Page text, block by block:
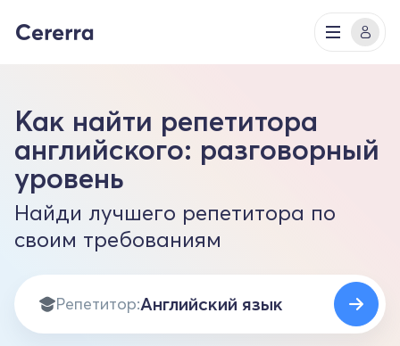
Как найти репетитора
английского: разговорный
уровень
Найди лучшего репетитора по
своим требованиям
Репетитор: